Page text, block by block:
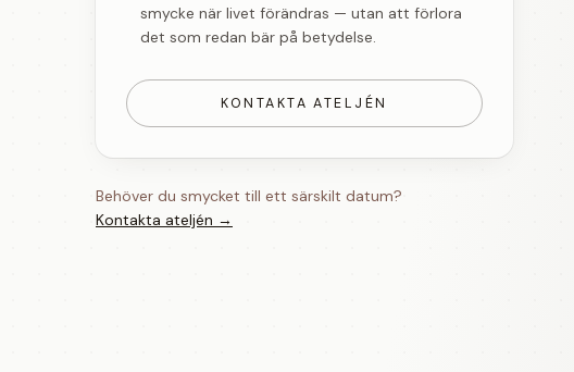
smycke när livet förändras — utan att förlora
det som redan bär på betydelse.
KONTAKTA ATELJÉN
Behöver du smycket till ett särskilt datum?
Kontakta ateljén →